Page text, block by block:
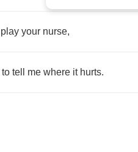
play your nurse,
to tell me where it hurts.